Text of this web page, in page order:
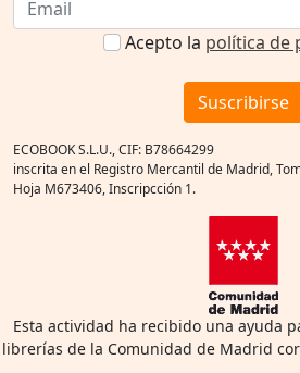
Acepto la política de
Suscribirse
ECOBOOK S.L.U., CIF: B78664299
inscrita en el Registro Mercantil de Madrid,
Hoja M673406, Inscripcción 1.
Esta actividad ha recibido una ayuda
librerías de la Comunidad de Madrid